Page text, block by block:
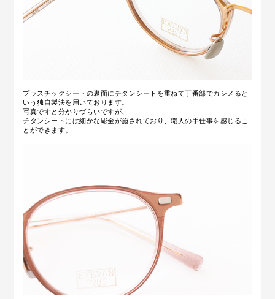
プラスチックシートの裏面にチタンシートを重ねて丁番部でカシメると
いう独自製法を用いております。
写真ですと分かりづらいですが、
チタンシートには細かな彫金が施されており、職人の手仕事を感じるこ
とができます。